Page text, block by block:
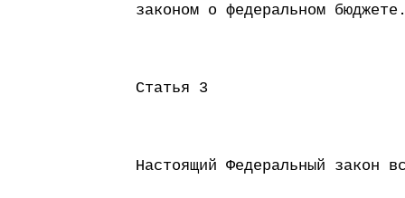
законом о федеральном
Статья 3
Настоящий Федеральный закон